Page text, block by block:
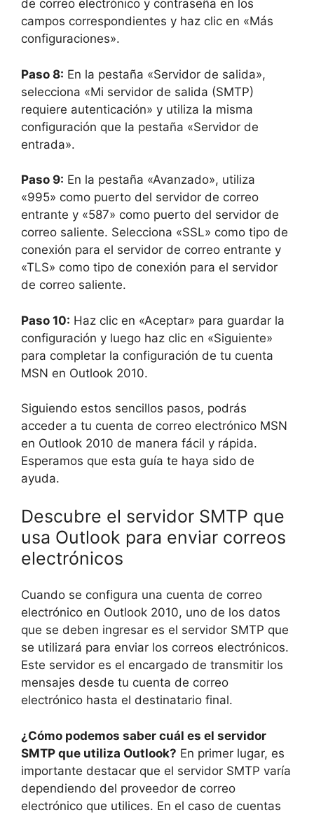
de correo electrónico y contraseña en los
campos correspondientes y haz clic en «Más
configuraciones».
Paso 8: En la pestaña «Servidor de salida»,
selecciona «Mi servidor de salida (SMTP)
requiere autenticación» y utiliza la misma
configuración que la pestaña «Servidor de
entrada».
Paso 9: En la pestaña «Avanzado», utiliza
«995» como puerto del servidor de correo
entrante y «587» como puerto del servidor de
correo saliente. Selecciona «SSL» como tipo de
conexión para el servidor de correo entrante y
«TLS» como tipo de conexión para el servidor
de correo saliente.
Paso 10: Haz clic en «Aceptar» para guardar la
configuración y luego haz clic en «Siguiente»
para completar la configuración de tu cuenta
MSN en Outlook 2010.
Siguiendo estos sencillos pasos, podrás
acceder a tu cuenta de correo electrónico MSN
en Outlook 2010 de manera fácil y rápida.
Esperamos que esta guía te haya sido de
ayuda.
Descubre el servidor SMTP que
usa Outlook para enviar correos
electrónicos
Cuando se configura una cuenta de correo
electrónico en Outlook 2010, uno de los datos
que se deben ingresar es el servidor SMTP que
se utilizará para enviar los correos electrónicos.
Este servidor es el encargado de transmitir los
mensajes desde tu cuenta de correo
electrónico hasta el destinatario final.
¿Cómo podemos saber cuál es el servidor
SMTP que utiliza Outlook? En primer lugar, es
importante destacar que el servidor SMTP varía
dependiendo del proveedor de correo
electrónico que utilices. En el caso de cuentas